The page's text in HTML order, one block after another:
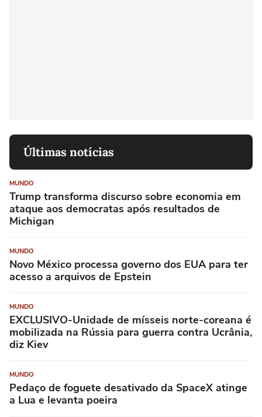
Últimas notícias
MUNDO
Trump transforma discurso sobre economia em
ataque aos democratas após resultados de
Michigan
MUNDO
Novo México processa governo dos EUA para ter
acesso a arquivos de Epstein
MUNDO
EXCLUSIVO-Unidade de mísseis norte-coreana é
mobilizada na Rússia para guerra contra Ucrânia,
diz Kiev
MUNDO
Pedaço de foguete desativado da SpaceX atinge
a Lua e levanta poeira